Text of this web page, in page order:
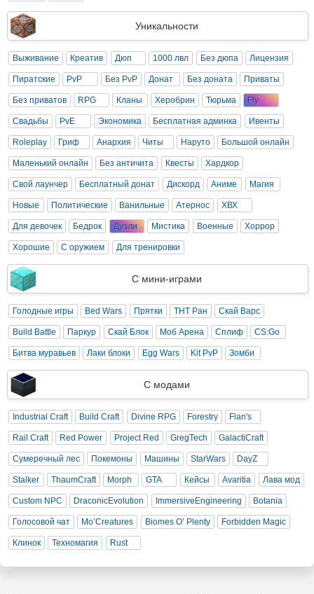
Уникальности
Выживание Креатив Дюп 1000 лвл Без дюпа Лицензия
Пиратские PvP Без PvP Донат Без доната Приваты
Без приватов RPG Кланы Херобрин Тюрьма Fly
Свадьбы PvE Экономика Бесплатная админка Ивенты
Roleplay Гриф Анархия Читы Наруто Большой онлайн
Маленький онлайн Без античита Квесты Хардкор
Свой лаунчер Бесплатный донат Дискорд Аниме Магия
Новые Политические Ванильные Атернос ХВХ
Для девочек Бедрок Дуэли Мистика Военные Хоррор
Хорошие С оружием Для тренировки
С мини-играми
Голодные игры Bed Wars Прятки ТНТ Ран Скай Варс
Build Battle Паркур Скай Блок Моб Арена Сплиф CS:Go
Битва муравьев Лаки блоки Egg Wars Kit PvP Зомби
С модами
Industrial Craft Build Craft Divine RPG Forestry Flan's
Rail Craft Red Power Project Red GregTech GalactiCraft
Сумеречный лес Покемоны Машины StarWars DayZ
Stalker ThaumCraft Morph GTA Кейсы Avaritia Лава мод
Custom NPC DraconicEvolution ImmersiveEngineering Botania
Голосовой чат Mo’Creatures Biomes O’ Plenty Forbidden Magic
Клинок Техномагия Rust